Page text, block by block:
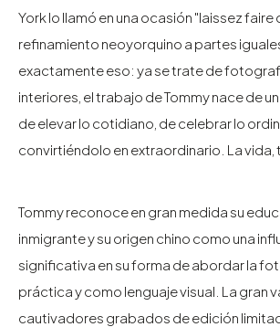
York lo llamó en una ocasión "laissez faire
refinamiento neoyorquino a partes
exactamente eso: ya se trate de
interiores, el trabajo de Tommy nace de
de elevar lo cotidiano, de celebrar lo
convirtiéndolo en extraordinario. La vida,
Tommy reconoce en gran medida su
inmigrante y su origen chino como una
significativa en su forma de abordar la
práctica y como lenguaje visual. La gran
cautivadores grabados de edición